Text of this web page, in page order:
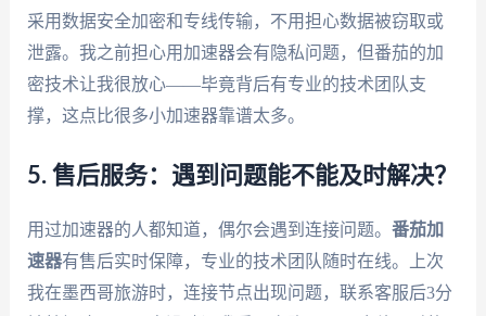
采用数据安全加密和专线传输，不用担心数据被窃取或
泄露。我之前担心用加速器会有隐私问题，但番茄的加
密技术让我很放心——毕竟背后有专业的技术团队支
撑，这点比很多小加速器靠谱太多。
5. 售后服务：遇到问题能不能及时解决？
用过加速器的人都知道，偶尔会遇到连接问题。 番茄加
速器有售后实时保障，专业的技术团队随时在线。上次
我在墨西哥旅游时，连接节点出现问题，联系客服后3分